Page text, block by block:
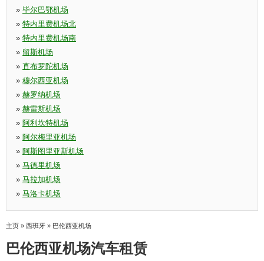
» 毕尔巴鄂机场
» 特内里费机场北
» 特内里费机场南
» 留斯机场
» 直布罗陀机场
» 穆尔西亚机场
» 赫罗纳机场
» 赫雷斯机场
» 阿利坎特机场
» 阿尔梅里亚机场
» 阿斯图里亚斯机场
» 马德里机场
» 马拉加机场
» 马洛卡机场
主页 » 西班牙 » 巴伦西亚机场
巴伦西亚机场汽车租赁